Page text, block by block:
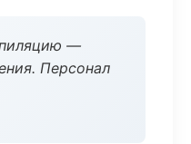
—
Персонал